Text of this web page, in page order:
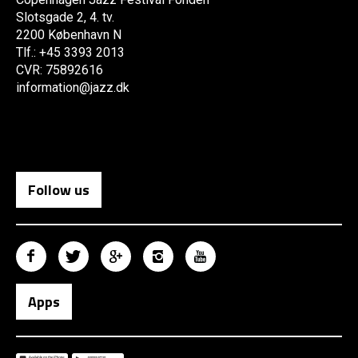
Slotsgade 2, 4. tv.
2200 København N
Tlf.: +45 3393 2013
CVR: 75892616
information@jazz.dk
Follow us
Apps